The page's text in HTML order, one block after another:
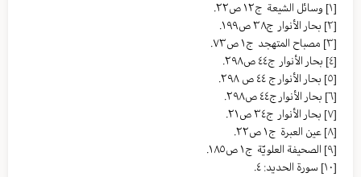
[١]
وسائل الشیعة ج١٢ ص٢٢.
[٢]
بحار الأنوار ج٣٨ ص١٩٩.
[٣]
مصباح المتهجد ج١ ص٧٣.
[٤]
بحار الأنوار ج٤٤ ص٢٩٨.
[٥]
بحار الأنوار ج ٤٤ ص ٢٩٨.
[٦]
بحار الأنوار ج٤٤ ص٢٩٨.
[٧]
بحار الأنوار ج٣٤ ص٢١.
[٨]
عين العبرة ج١ ص٢٢.
[٩]
الصحیفة العلویّة ج١ ص١٨٥.
[١٠]
سورة الحديد: ٤.